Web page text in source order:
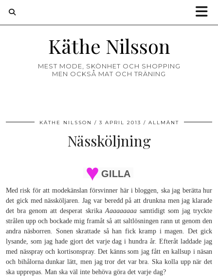
Käthe Nilsson
MEST MODE, SKÖNHET OCH SHOPPING
MEN OCKSÅ MAT OCH TRÄNING
KÄTHE NILSSON 3 APRIL 2013 ALLMÄNT
Nässköljning
GILLA
Med risk för att modekänslan försvinner här i bloggen, ska jag berätta hur
det gick med nässköljaren. Jag var beredd på att drunkna men jag klarade
det bra genom att desperat skrikaAaaaaaaaasamtidigt som jag tryckte
strålen upp och bockade mig framåt så att saltlösningen rann ut genom den
andra näsborren. Sonen skrattade så han fick kramp i magen. Det gick
lysande, som jag hade gjort det varje dag i hundra år. Efteråt laddade jag
med nässpray och kortisonspray. Det känns som jag fått en kallsup i näsan
och bihålorna dunkar lätt, men jag tror det var bra. Ska kolla upp när det
ska upprepas. Man ska väl inte behöva göra det varje dag?